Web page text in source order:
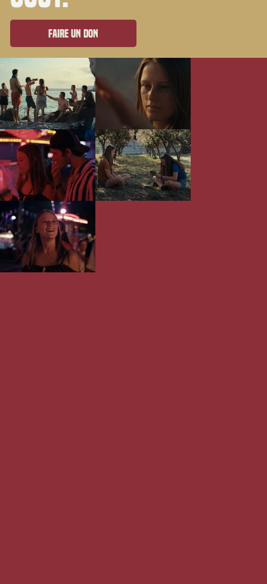
Faire un don